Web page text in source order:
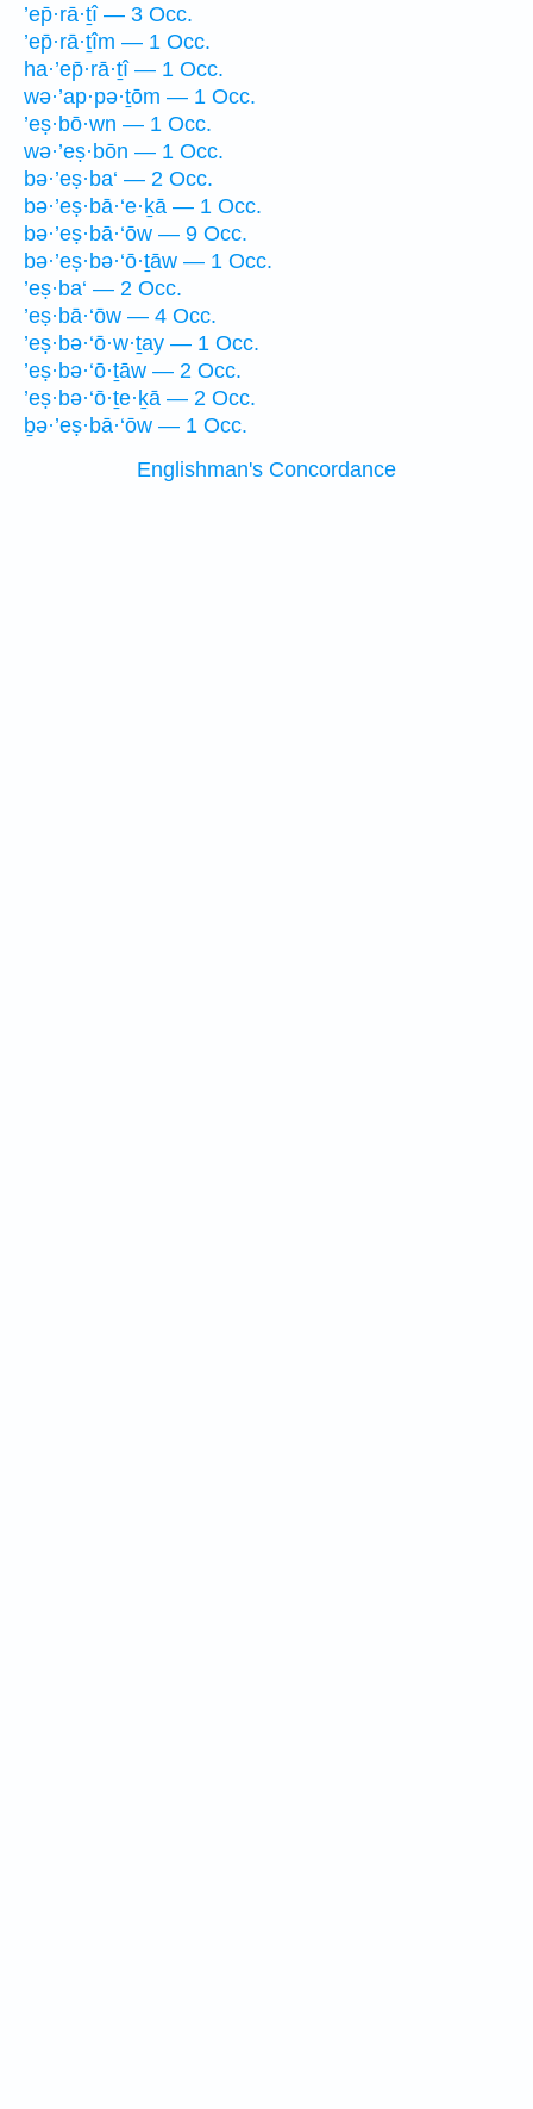
’ep̄·rā·ṯî — 3 Occ.
’ep̄·rā·ṯîm — 1 Occ.
ha·’ep̄·rā·ṯî — 1 Occ.
wə·’ap·pə·ṯōm — 1 Occ.
’eṣ·bō·wn — 1 Occ.
wə·’eṣ·bōn — 1 Occ.
bə·’eṣ·ba‘ — 2 Occ.
bə·’eṣ·bā·‘e·ḵā — 1 Occ.
bə·’eṣ·bā·‘ōw — 9 Occ.
bə·’eṣ·bə·‘ō·ṯāw — 1 Occ.
’eṣ·ba‘ — 2 Occ.
’eṣ·bā·‘ōw — 4 Occ.
’eṣ·bə·‘ō·w·ṯay — 1 Occ.
’eṣ·bə·‘ō·ṯāw — 2 Occ.
’eṣ·bə·‘ō·ṯe·ḵā — 2 Occ.
ḇə·’eṣ·bā·‘ōw — 1 Occ.
Englishman's Concordance